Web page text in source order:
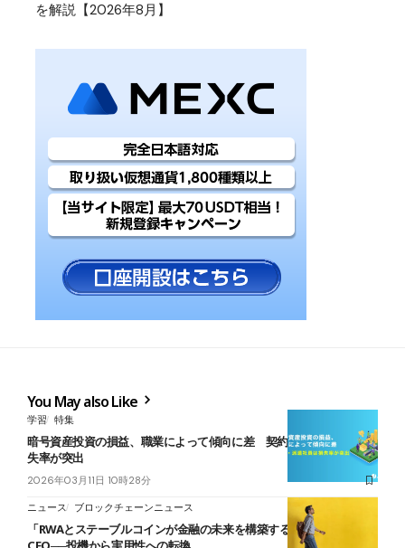
を解説【2026年8月】
You May also Like
学習 特集
暗号資産投資の損益、職業によって傾向に差 契約・派遣社員は損
失率が突出
2026年03月11日 10時28分
ニュース ブロックチェーンニュース
「RWAとステーブルコインが金融の未来を構築する」バイビット